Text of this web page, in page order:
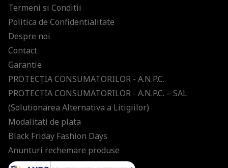
Termeni si Conditii
Politica de Confidentialitate
Despre noi
Contact
Garantie
PROTECŢIA CONSUMATORILOR - A.N.P.C.
PROTECŢIA CONSUMATORILOR - A.N.P.C. – SAL
(Solutionarea Alternativa a Litigiilor)
Modalitati de plata
Black Friday Fashion Days
Anunturi rechemare produse